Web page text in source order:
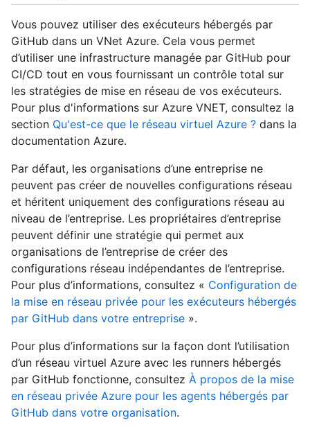
Vous pouvez utiliser des exécuteurs hébergés par
GitHub dans un VNet Azure. Cela vous permet
d’utiliser une infrastructure managée par GitHub pour
CI/CD tout en vous fournissant un contrôle total sur
les stratégies de mise en réseau de vos exécuteurs.
Pour plus d'informations sur Azure VNET, consultez la
section Qu'est-ce que le réseau virtuel Azure ? dans la
documentation Azure.
Par défaut, les organisations d’une entreprise ne
peuvent pas créer de nouvelles configurations réseau
et héritent uniquement des configurations réseau au
niveau de l’entreprise. Les propriétaires d’entreprise
peuvent définir une stratégie qui permet aux
organisations de l’entreprise de créer des
configurations réseau indépendantes de l’entreprise.
Pour plus d’informations, consultez « Configuration de
la mise en réseau privée pour les exécuteurs hébergés
par GitHub dans votre entreprise ».
Pour plus d’informations sur la façon dont l’utilisation
d’un réseau virtuel Azure avec les runners hébergés
par GitHub fonctionne, consultez À propos de la mise
en réseau privée Azure pour les agents hébergés par
GitHub dans votre organisation.